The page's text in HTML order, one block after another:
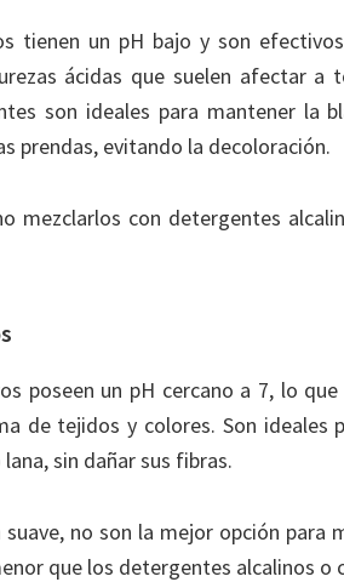
tienen un pH bajo y son
ácidas que suelen afectar a
son ideales para mantener la
prendas, evitando la decoloración.
mezclarlos con detergentes
poseen un pH cercano a 7, lo
de tejidos y colores. Son ideales
sin dañar sus fibras.
no son la mejor opción para
que los detergentes alcalinos o